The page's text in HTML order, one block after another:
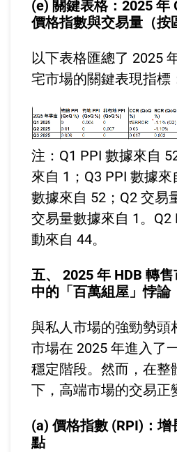
(e) 關鍵表格：2025 年
價格指數與交易量（按
以下表格匯總了 2025
宅市場的關鍵表現指標
注：Q1 PPI 數據來自
來自 1；Q3 PPI 數據
數據來自 52；Q2 交易
交易量數據來自 1。Q2
動來自 44。
五、 2025 年 HDB 轉
中的「百萬組屋」悖論
與私人市場的強勁勢頭
市場在 2025 年進入了
穩定階段。然而，在整
下，高端市場的交易正
(a) 價格指數 (RPI)：
點